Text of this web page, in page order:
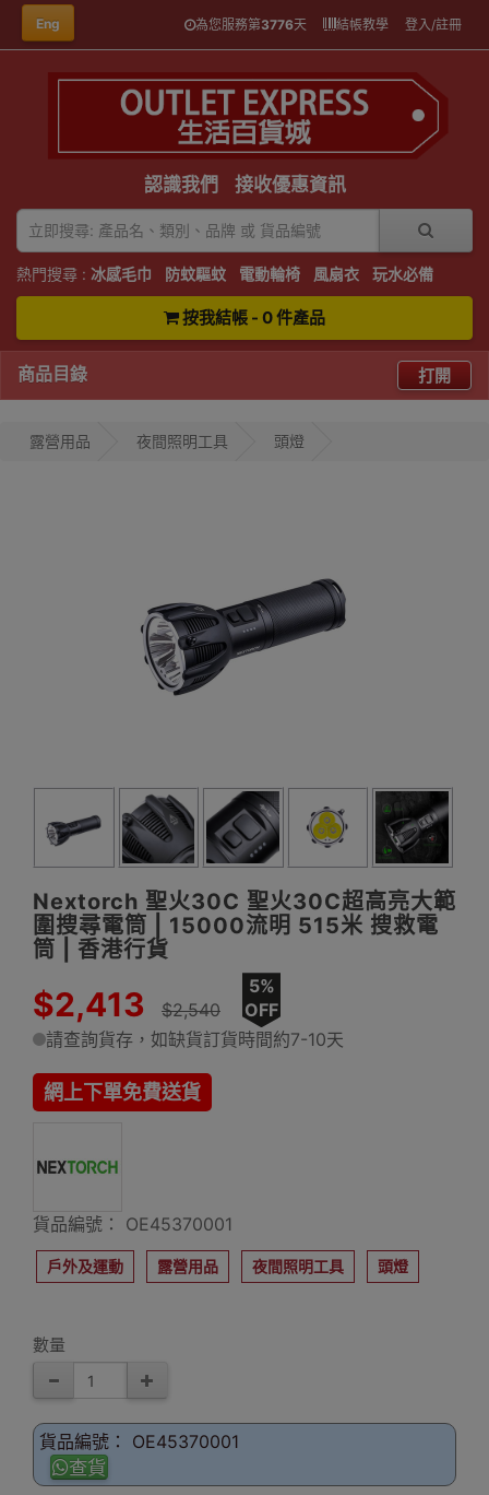
Eng 為您服務第3776天 結帳教學 登入/註冊
認識我們 接收優惠資訊
熱門搜尋 : 冰感毛巾 防蚊驅蚊 電動輪椅 風扇衣 玩水必備
按我結帳 - 0 件產品
商品目錄 打開
露營用品 夜間照明工具 頭燈
Nextorch 聖火30C 聖火30C超高亮大範
圍搜尋電筒 | 15000流明 515米 搜救電
筒 | 香港行貨
$2,413 $2,540
5%
OFF
請查詢貨存，如缺貨訂貨時間約7-10天
網上下單免費送貨
貨品編號： OE45370001
戶外及運動 露營用品 夜間照明工具 頭燈
數量
貨品編號： OE45370001
查貨